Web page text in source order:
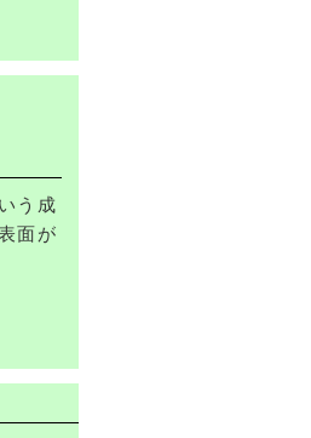
した
う成
面が
の方